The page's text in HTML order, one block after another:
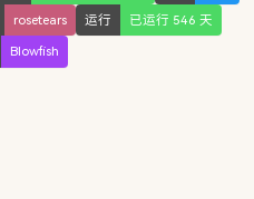
rosetears 运行 已运行 546 天
Blowfish